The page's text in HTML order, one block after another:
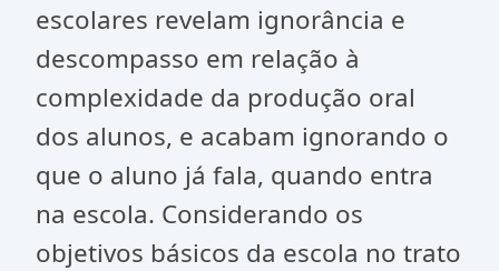
escolares revelam ignorância e
descompasso em relação à
complexidade da produção oral
dos alunos, e acabam ignorando o
que o aluno já fala, quando entra
na escola. Considerando os
objetivos básicos da escola no trato